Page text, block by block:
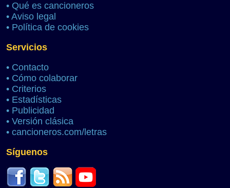
• Qué es cancioneros
• Aviso legal
• Política de cookies
Servicios
• Contacto
• Cómo colaborar
• Criterios
• Estadísticas
• Publicidad
• Versión clásica
• cancioneros.com/letras
Síguenos